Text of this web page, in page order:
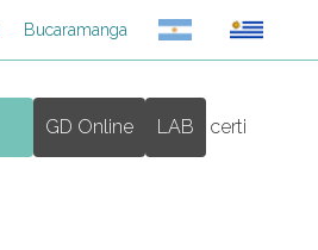
Bucaramanga
GD Online LAB certi